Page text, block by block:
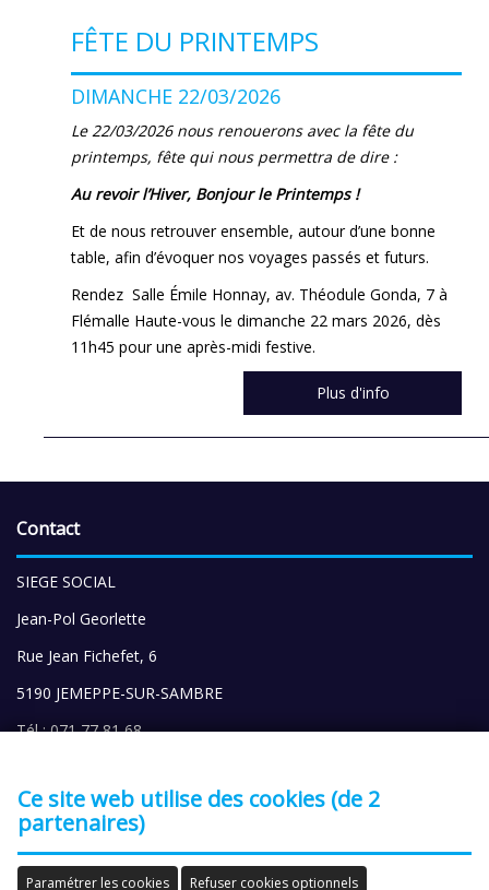
FÊTE DU PRINTEMPS
DIMANCHE 22/03/2026
Le 22/03/2026 nous renouerons avec la fête du
printemps, fête qui nous permettra de dire :
Au revoir l’Hiver, Bonjour le Printemps !
Et de nous retrouver ensemble, autour d’une bonne
table, afin d’évoquer nos voyages passés et futurs.
Rendez Salle Émile Honnay, av. Théodule Gonda, 7 à
Flémalle Haute-vous le dimanche 22 mars 2026, dès
11h45 pour une après-midi festive.
Plus d'info
Contact
SIEGE SOCIAL
Jean-Pol Georlette
Rue Jean Fichefet, 6
5190 JEMEPPE-SUR-SAMBRE
Tél : 071 77 81 68
EMAIL :ALC-JPGeorlette@outlook.com
Errata brochure
Ce site web utilise des cookies (de 2
partenaires)
Paramétrer les cookies Refuser cookies optionnels